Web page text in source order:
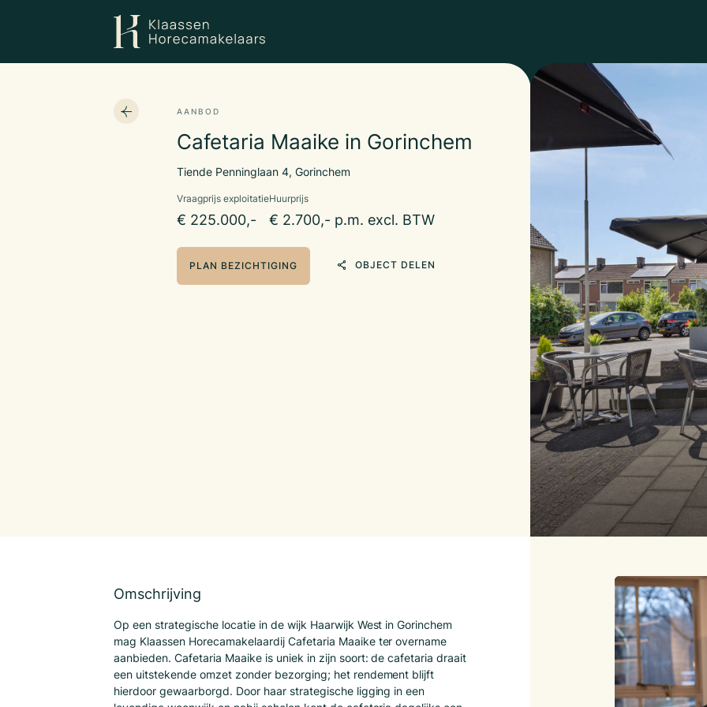
AANBOD
Cafetaria Maaike in Gorinchem
Tiende Penninglaan 4, Gorinchem
Vraagprijs exploitatie
€ 225.000,-
Huurprijs
€ 2.700,- p.m. excl. BTW
PLAN BEZICHTIGING OBJECT DELEN
Omschrijving
Op een strategische locatie in de wijk Haarwijk West in Gorinchem
mag Klaassen Horecamakelaardij Cafetaria Maaike ter overname
aanbieden. Cafetaria Maaike is uniek in zijn soort: de cafetaria draait
een uitstekende omzet zonder bezorging; het rendement blijft
hierdoor gewaarborgd. Door haar strategische ligging in een